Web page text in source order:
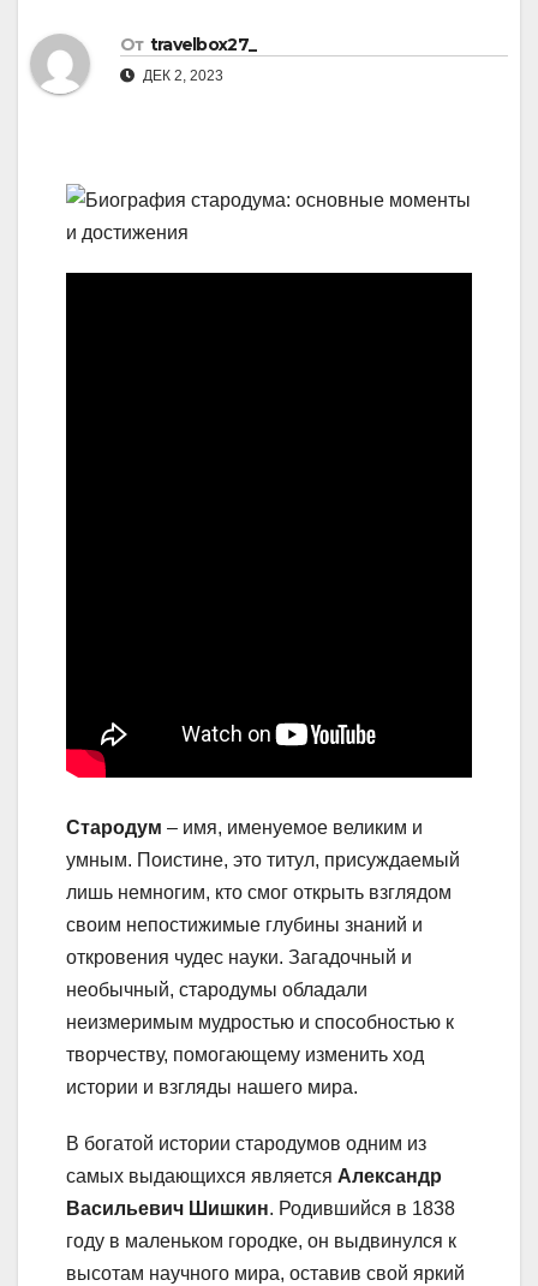
От travelbox27_
ДЕК 2, 2023
Стародум – имя, именуемое великим и
умным. Поистине, это титул, присуждаемый
лишь немногим, кто смог открыть взглядом
своим непостижимые глубины знаний и
откровения чудес науки. Загадочный и
необычный, стародумы обладали
неизмеримым мудростью и способностью к
творчеству, помогающему изменить ход
истории и взгляды нашего мира.
В богатой истории стародумов одним из
самых выдающихся является Александр
Васильевич Шишкин. Родившийся в 1838
году в маленьком городке, он выдвинулся к
высотам научного мира, оставив свой яркий